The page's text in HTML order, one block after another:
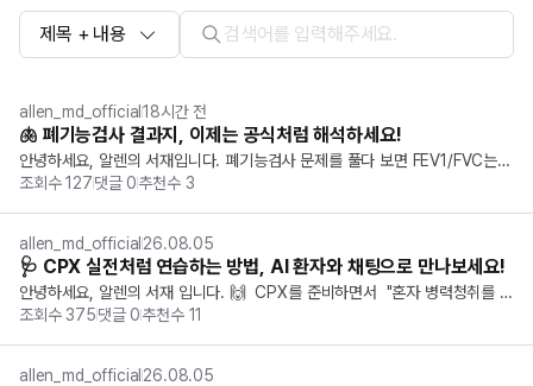
제목 + 내용
allen_md_official18시간 전
🫁 폐기능검사 결과지, 이제는 공식처럼 해석하세요!
안녕하세요, 알렌의 서재입니다. 폐기능검사 문제를 풀다 보면 FEV1/FVC는
감소했는데 왜 폐쇄성인지, 폐활량이 감소하면 제한성인지, 총폐용량(TLC)은
조회수127댓글 0추천수 3
allen_md_official26.08.05
🩺 CPX 실전처럼 연습하는 방법, AI 환자와 채팅으로 만나보세요!
안녕하세요, 알렌의 서재 입니다. 🙌 ​ CPX를 준비하면서  "혼자 병력청취를 연
습하기 어렵다." ,  "실전처럼 대화하며 연습할 방법이 없을까?"  고민해보신 적
조회수375댓글 0추천수 11
allen_md_official26.08.05